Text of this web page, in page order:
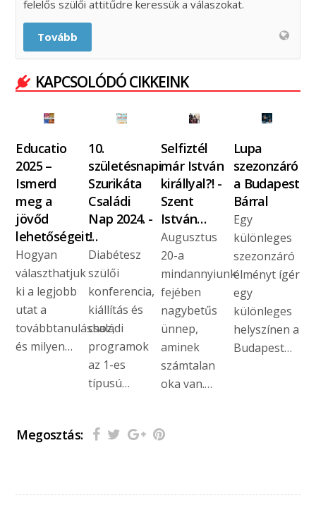
felelős szülői attitűdre keressük a válaszokat.
Tovább
KAPCSOLÓDÓ CIKKEINK
Educatio
2025 –
Ismerd
meg a
jövőd
lehetőségeit!
Hogyan
választhatjuk
ki a legjobb
utat a
továbbtanuláshoz,
és milyen…
10.
születésnapi
Szurikáta
Családi
Nap 2024. -
…
Diabétesz
szülői
konferencia,
kiállítás és
családi
programok
az 1-es
típusú…
Selfiztél
már István
királlyal?! -
Szent
István…
Augusztus
20-a
mindannyiunk
fejében
nagybetűs
ünnep,
aminek
számtalan
oka van.…
Lupa
szezonzáró
a Budapest
Bárral
Egy
különleges
szezonzáró
élményt ígér
egy
különleges
helyszínen a
Budapest…
Megosztás: